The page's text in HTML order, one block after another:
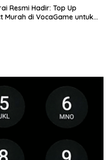
Resmi Hadir: Top Up
Murah di VocaGame untuk